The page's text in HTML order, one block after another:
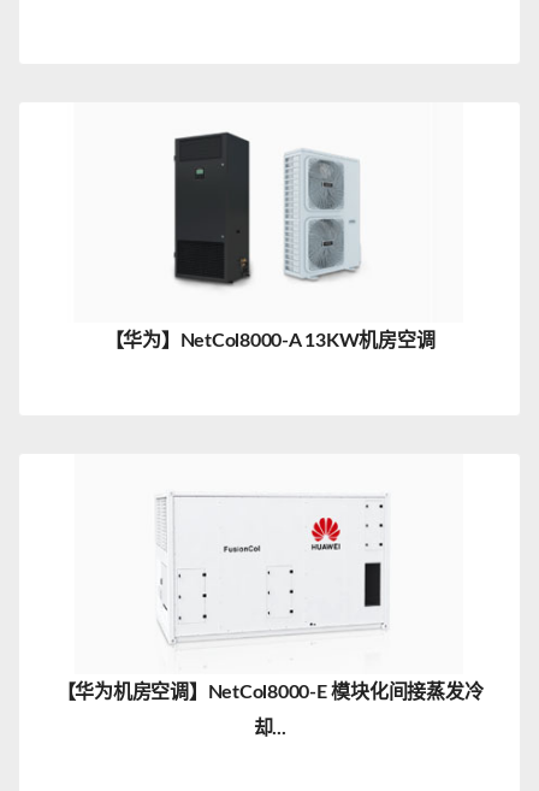
【华为】NetCol8000-A 13KW机房空调
【华为机房空调】NetCol8000-E 模块化间接蒸发冷
却...